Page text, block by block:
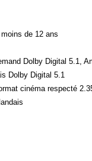
de 12 ans
Dolby Digital 5.1,
Dolby Digital 5.1
cinéma respecté